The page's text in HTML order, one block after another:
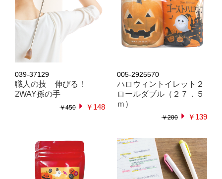
039-37129
職人の技 伸びる！
2WAY孫の手
￥450 ￥148
005-2925570
ハロウィントイレット２
ロールダブル（２７．５
ｍ）
￥200 ￥139